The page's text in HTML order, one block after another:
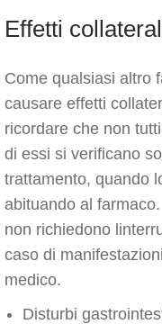
Effetti
Come qualsiasi altro
causare effetti
ricordare che non
di essi si verificano
trattamento, quando
abituando al
non richiedono
caso di
medico.
Disturbi